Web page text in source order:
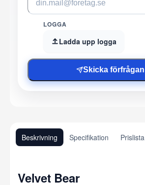
LOGGA
Ladda upp logga
Skicka förfrågan
Beskrivning Specifikation Prislista
Velvet Bear